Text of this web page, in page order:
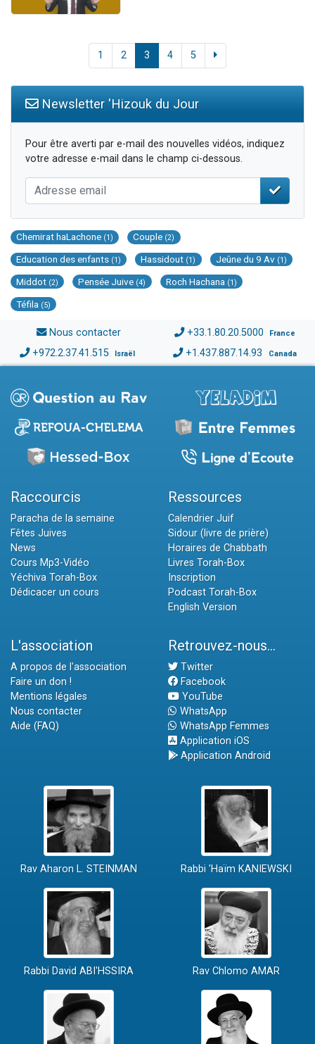
1 2 3 4 5
Newsletter 'Hizouk du Jour
Pour être averti par e-mail des nouvelles vidéos, indiquez
votre adresse e-mail dans le champ ci-dessous.
Chemirat haLachone (1) Couple (2)
Education des enfants (1) Hassidout (1) Jeûne du 9 Av (1)
Middot (2) Pensée Juive (4) Roch Hachana (1)
Téfila (5)
Nous contacter +33.1.80.20.5000 France
+972.2.37.41.515 Israël +1.437.887.14.93 Canada
Raccourcis
Paracha de la semaine
Fêtes Juives
News
Cours Mp3-Vidéo
Yéchiva Torah-Box
Dédicacer un cours
Ressources
Calendrier Juif
Sidour (livre de prière)
Horaires de Chabbath
Livres Torah-Box
Inscription
Podcast Torah-Box
English Version
L'association
A propos de l'association
Faire un don !
Mentions légales
Nous contacter
Aide (FAQ)
Retrouvez-nous...
Twitter
Facebook
YouTube
WhatsApp
WhatsApp Femmes
Application iOS
Application Android
Rav Aharon L. STEINMAN Rabbi 'Haïm KANIEWSKI
Rabbi David ABI'HSSIRA Rav Chlomo AMAR